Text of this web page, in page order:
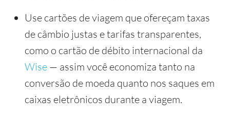
Use cartões de viagem que ofereçam taxas
de câmbio justas e tarifas transparentes,
como o cartão de débito internacional da
Wise — assim você economiza tanto na
conversão de moeda quanto nos saques em
caixas eletrônicos durante a viagem.